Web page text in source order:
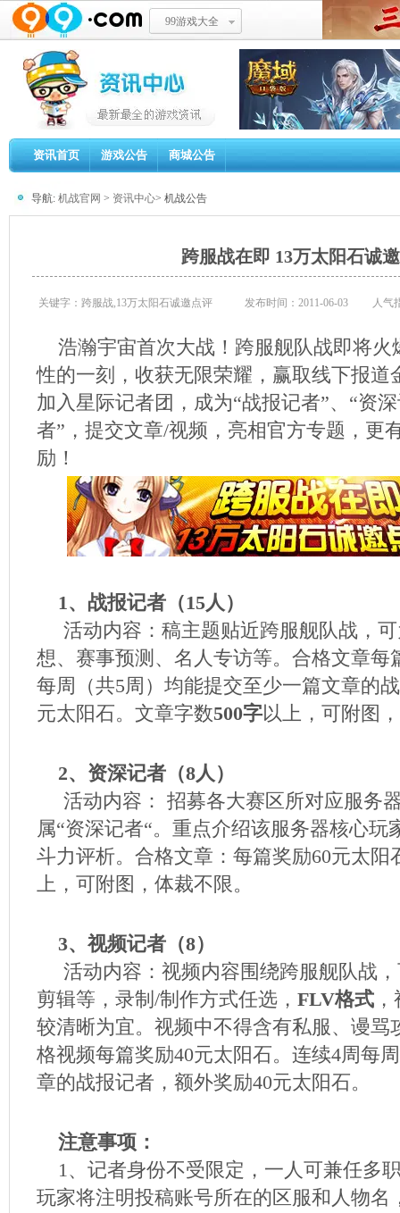
99游戏大全
资讯首页 游戏公告 商城公告
导航: 机战官网 > 资讯中心> 机战公告
跨服战在即 13万太阳石诚
关键字：跨服战,13万太阳石诚邀点评 发布时间：2011-06-03 人气
浩瀚宇宙首次大战！跨服舰队战即将火
性的一刻，收获无限荣耀，赢取线下报道
加入星际记者团，成为“战报记者”、“资
者”，提交文章/视频，亮相官方专题，更
励！
1、战报记者（15人）
活动内容：稿主题贴近跨服舰队战，
想、赛事预测、名人专访等。合格文章每
每周（共5周）均能提交至少一篇文章的
元太阳石。文章字数500字以上，可附图
2、资深记者（8人）
活动内容： 招募各大赛区所对应服务
属“资深记者“。重点介绍该服务器核心玩
斗力评析。合格文章：每篇奖励60元太阳
上，可附图，体裁不限。
3、视频记者（8）
活动内容：视频内容围绕跨服舰队战
剪辑等，录制/制作方式任选， FLV格式
较清晰为宜。视频中不得含有私服、谩骂
格视频每篇奖励40元太阳石。连续4周每
章的战报记者，额外奖励40元太阳石。
注意事项：
1、记者身份不受限定，一人可兼任多
玩家将注明投稿账号所在的区服和人物名